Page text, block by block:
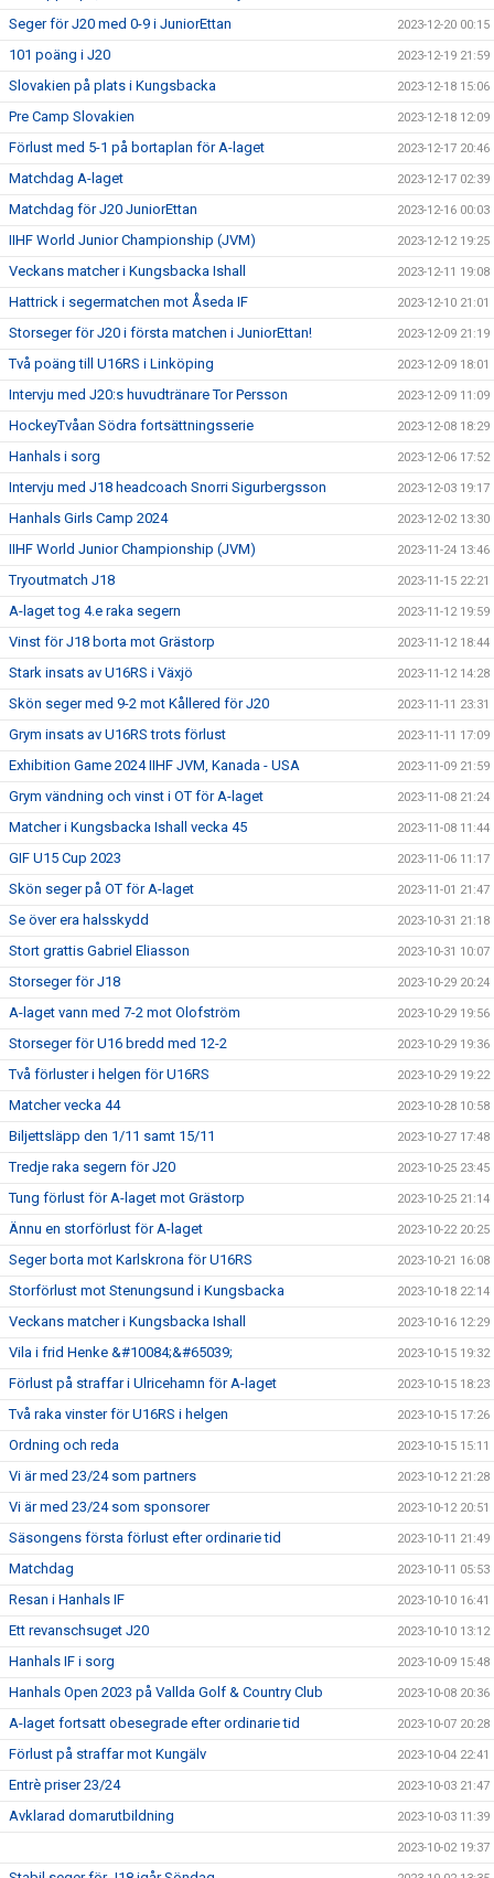
Seger för J20 med 0-9 i JuniorEttan 2023-12-20 00:15
101 poäng i J20 2023-12-19 21:59
Slovakien på plats i Kungsbacka 2023-12-18 15:06
Pre Camp Slovakien 2023-12-18 12:09
Förlust med 5-1 på bortaplan för A-laget 2023-12-17 20:46
Matchdag A-laget 2023-12-17 02:39
Matchdag för J20 JuniorEttan 2023-12-16 00:03
IIHF World Junior Championship (JVM) 2023-12-12 19:25
Veckans matcher i Kungsbacka Ishall 2023-12-11 19:08
Hattrick i segermatchen mot Åseda IF 2023-12-10 21:01
Storseger för J20 i första matchen i JuniorEttan! 2023-12-09 21:19
Två poäng till U16RS i Linköping 2023-12-09 18:01
Intervju med J20:s huvudtränare Tor Persson 2023-12-09 11:09
HockeyTvåan Södra fortsättningsserie 2023-12-08 18:29
Hanhals i sorg 2023-12-06 17:52
Intervju med J18 headcoach Snorri Sigurbergsson 2023-12-03 19:17
Hanhals Girls Camp 2024 2023-12-02 13:30
IIHF World Junior Championship (JVM) 2023-11-24 13:46
Tryoutmatch J18 2023-11-15 22:21
A-laget tog 4.e raka segern 2023-11-12 19:59
Vinst för J18 borta mot Grästorp 2023-11-12 18:44
Stark insats av U16RS i Växjö 2023-11-12 14:28
Skön seger med 9-2 mot Kållered för J20 2023-11-11 23:31
Grym insats av U16RS trots förlust 2023-11-11 17:09
Exhibition Game 2024 IIHF JVM, Kanada - USA 2023-11-09 21:59
Grym vändning och vinst i OT för A-laget 2023-11-08 21:24
Matcher i Kungsbacka Ishall vecka 45 2023-11-08 11:44
GIF U15 Cup 2023 2023-11-06 11:17
Skön seger på OT för A-laget 2023-11-01 21:47
Se över era halsskydd 2023-10-31 21:18
Stort grattis Gabriel Eliasson 2023-10-31 10:07
Storseger för J18 2023-10-29 20:24
A-laget vann med 7-2 mot Olofström 2023-10-29 19:56
Storseger för U16 bredd med 12-2 2023-10-29 19:36
Två förluster i helgen för U16RS 2023-10-29 19:22
Matcher vecka 44 2023-10-28 10:58
Biljettsläpp den 1/11 samt 15/11 2023-10-27 17:48
Tredje raka segern för J20 2023-10-25 23:45
Tung förlust för A-laget mot Grästorp 2023-10-25 21:14
Ännu en storförlust för A-laget 2023-10-22 20:25
Seger borta mot Karlskrona för U16RS 2023-10-21 16:08
Storförlust mot Stenungsund i Kungsbacka 2023-10-18 22:14
Veckans matcher i Kungsbacka Ishall 2023-10-16 12:29
Vila i frid Henke &#10084;&#65039; 2023-10-15 19:32
Förlust på straffar i Ulricehamn för A-laget 2023-10-15 18:23
Två raka vinster för U16RS i helgen 2023-10-15 17:26
Ordning och reda 2023-10-15 15:11
Vi är med 23/24 som partners 2023-10-12 21:28
Vi är med 23/24 som sponsorer 2023-10-12 20:51
Säsongens första förlust efter ordinarie tid 2023-10-11 21:49
Matchdag 2023-10-11 05:53
Resan i Hanhals IF 2023-10-10 16:41
Ett revanschsuget J20 2023-10-10 13:12
Hanhals IF i sorg 2023-10-09 15:48
Hanhals Open 2023 på Vallda Golf & Country Club 2023-10-08 20:36
A-laget fortsatt obesegrade efter ordinarie tid 2023-10-07 20:28
Förlust på straffar mot Kungälv 2023-10-04 22:41
Entrè priser 23/24 2023-10-03 21:47
Avklarad domarutbildning 2023-10-03 11:39
2023-10-02 19:37